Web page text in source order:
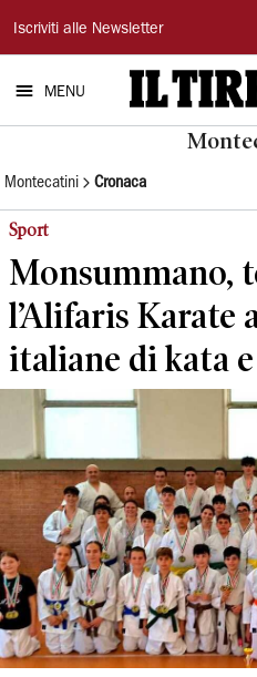
Il
Tirreno
Iscriviti alle Newsletter
MENU
Montecatini Cronaca
Sport
Monsummano,
l’Alifaris Karate
italiane di kata